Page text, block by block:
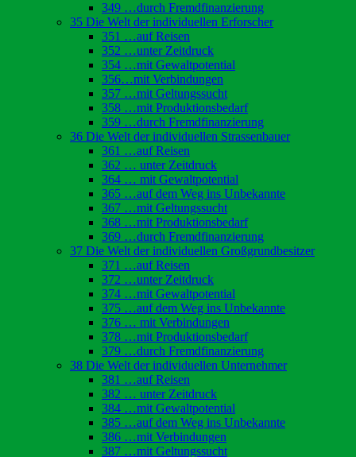
349 …durch Fremdfinanzierung
35 Die Welt der individuellen Erforscher
351 …auf Reisen
352 …unter Zeitdruck
354 …mit Gewaltpotential
356…mit Verbindungen
357 …mit Geltungssucht
358 …mit Produktionsbedarf
359 …durch Fremdfinanzierung
36 Die Welt der individuellen Strassenbauer
361 …auf Reisen
362 … unter Zeitdruck
364 … mit Gewaltpotential
365 …auf dem Weg ins Unbekannte
367 …mit Geltungssucht
368 …mit Produktionsbedarf
369 …durch Fremdfinanzierung
37 Die Welt der individuellen Großgrundbesitzer
371 …auf Reisen
372 …unter Zeitdruck
374 …mit Gewaltpotential
375 …auf dem Weg ins Unbekannte
376 … mit Verbindungen
378 …mit Produktionsbedarf
379 …durch Fremdfinanzierung
38 Die Welt der individuellen Unternehmer
381 …auf Reisen
382 … unter Zeitdruck
384 …mit Gewaltpotential
385 …auf dem Weg ins Unbekannte
386 …mit Verbindungen
387 …mit Geltungssucht